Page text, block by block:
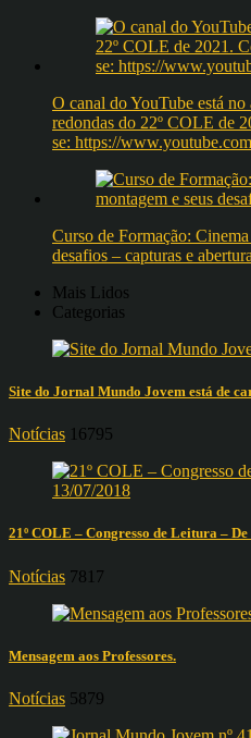
O canal do YouTube está
redondas do 22º COLE de
se: https://
Curso de Formação:
desafios – capturas e
Mais Lidos
Categorias
Site do Jornal Mundo Jovem está de
Notícias 16795
21º COLE – Congresso de Leitura –
Notícias 7817
Mensagem aos Professores.
Notícias 5879